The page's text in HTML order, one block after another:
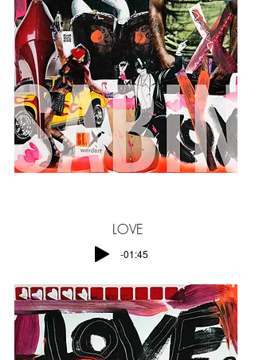
LOVE
-01:45